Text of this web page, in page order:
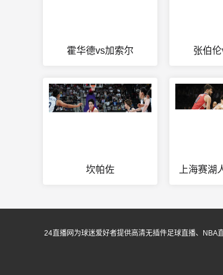
霍华德vs加索尔 张伯
坎帕佐 上海赛湖
24直播网为球迷爱好者提供高清无插件足球直播、NBA